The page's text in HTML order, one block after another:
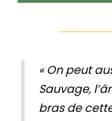
« On peut
Sauvage,
bras de